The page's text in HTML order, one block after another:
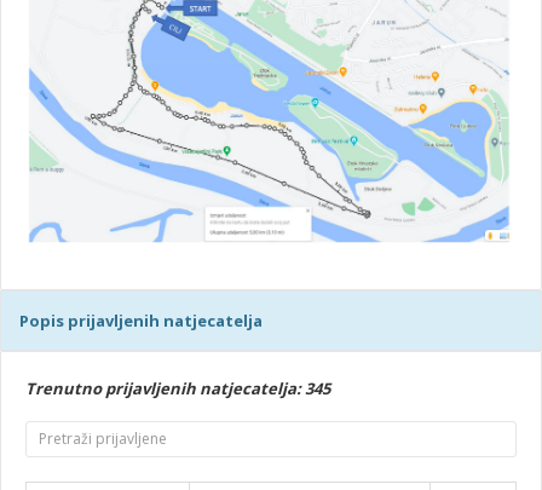
Popis prijavljenih natjecatelja
Trenutno prijavljenih natjecatelja: 345